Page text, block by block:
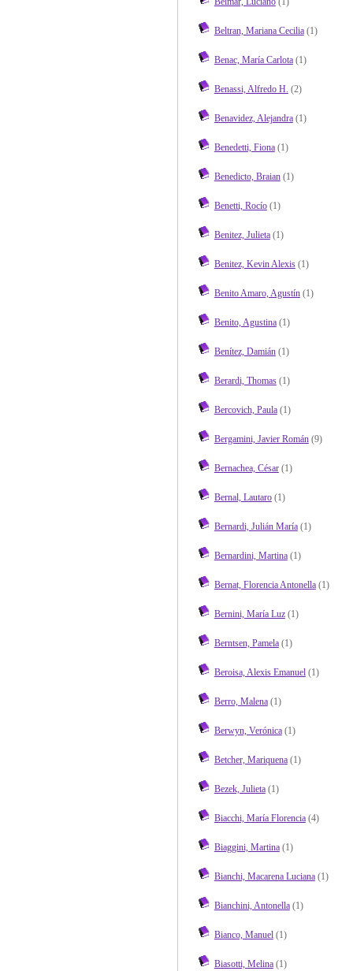
Beltran, Mariana Cecilia(1)
Benac, María Carlota(1)
Benassi, Alfredo H. (2)
Benavidez, Alejandra(1)
Benedetti, Fiona(1)
Benedicto, Braian(1)
Benetti, Rocío(1)
Benitez, Julieta(1)
Benitez, Kevin Alexis(1)
Benito Amaro, Agustín(1)
Benito, Agustina(1)
Benítez, Damián(1)
Berardi, Thomas(1)
Bercovich, Paula(1)
Bergamini, Javier Román(9)
Bernachea, César(1)
Bernal, Lautaro(1)
Bernardi, Julián María(1)
Bernardini, Martina(1)
Bernat, Florencia Antonella(1)
Bernini, María Luz(1)
Berntsen, Pamela(1)
Beroisa, Alexis Emanuel(1)
Berro, Malena(1)
Berwyn, Verónica(1)
Betcher, Mariquena(1)
Bezek, Julieta(1)
Biacchi, María Florencia(4)
Biaggini, Martina(1)
Bianchi, Macarena Luciana(1)
Bianchini, Antonella(1)
Bianco, Manuel(1)
Biasotti, Melina(1)